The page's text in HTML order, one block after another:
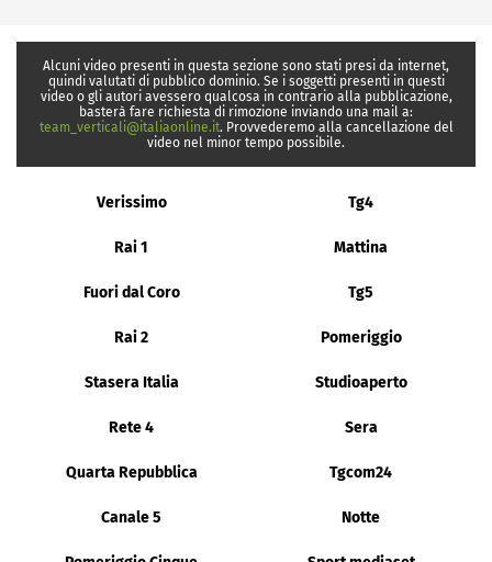
Alcuni video presenti in questa sezione sono stati presi da internet,
quindi valutati di pubblico dominio. Se i soggetti presenti in questi
video o gli autori avessero qualcosa in contrario alla pubblicazione,
basterà fare richiesta di rimozione inviando una mail a:
team_verticali@italiaonline.it. Provvederemo alla cancellazione del
video nel minor tempo possibile.
Verissimo Tg4
Rai 1 Mattina
Fuori dal Coro Tg5
Rai 2 Pomeriggio
Stasera Italia Studioaperto
Rete 4 Sera
Quarta Repubblica Tgcom24
Canale 5 Notte